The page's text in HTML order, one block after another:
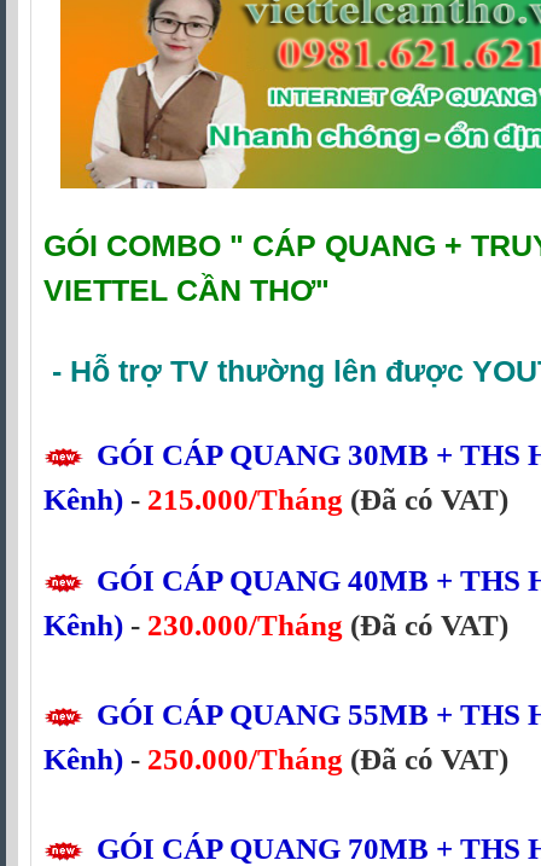
GÓI COMBO " CÁP QUANG +
VIETTEL CẦN THƠ"
- Hỗ trợ TV thường lên được
GÓI CÁP QUANG 30MB + THS
Kênh) - 215.000/Tháng (Đã có VAT)
GÓI CÁP QUANG 40MB + THS
Kênh) - 230.000/Tháng (Đã có VAT)
GÓI CÁP QUANG 55MB + THS
Kênh) - 250.000/Tháng (Đã có VAT)
GÓI CÁP QUANG 70MB + THS